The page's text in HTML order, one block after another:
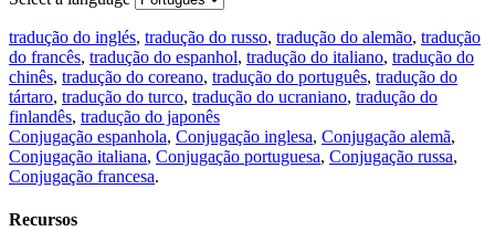
tradução do inglés, tradução do russo, tradução do alemão, tradução
do francês, tradução do espanhol, tradução do italiano, tradução do
chinês, tradução do coreano, tradução do português, tradução do
tártaro, tradução do turco, tradução do ucraniano, tradução do
finlandês, tradução do japonês
Conjugação espanhola, Conjugação inglesa, Conjugação alemã,
Conjugação italiana, Conjugação portuguesa, Conjugação russa,
Conjugação francesa.
Recursos